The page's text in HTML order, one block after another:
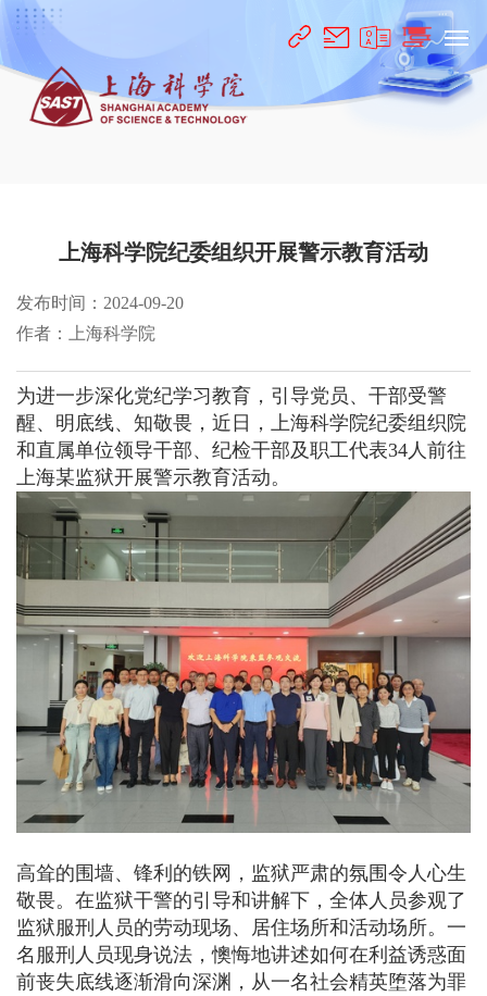
上海科学院纪委组织开展警示教育活动
发布时间：2024-09-20
作者：上海科学院
为进一步深化党纪学习教育，引导党员、干部受警
醒、明底线、知敬畏，近日，上海科学院纪委组织院
和直属单位领导干部、纪检干部及职工代表34人前往
上海某监狱开展警示教育活动。
高耸的围墙、锋利的铁网，监狱严肃的氛围令人心生
敬畏。在监狱干警的引导和讲解下，全体人员参观了
监狱服刑人员的劳动现场、居住场所和活动场所。 一
名服刑人员现身说法，懊悔地讲述如何在利益诱惑面
前丧失底线逐渐滑向深渊，从一名社会精英堕落为罪